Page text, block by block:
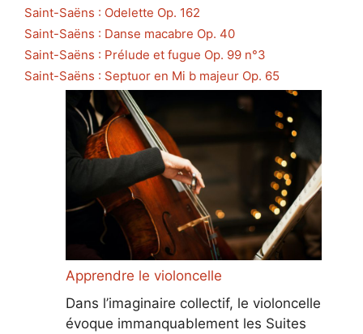
Saint-Saëns : Odelette Op. 162
Saint-Saëns : Danse macabre Op. 40
Saint-Saëns : Prélude et fugue Op. 99 n°3
Saint-Saëns : Septuor en Mi b majeur Op. 65
Apprendre le violoncelle
Dans l’imaginaire collectif, le violoncelle
évoque immanquablement les Suites